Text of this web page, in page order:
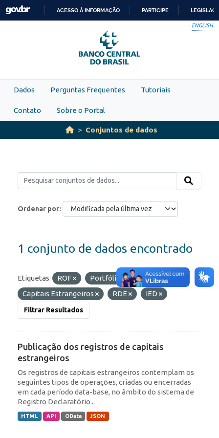
Skip to main content
PARA
O
CONTEÚDO
ACESSO À INFORMAÇÃO PARTICIPE
ENGLISH
Dados Perguntas Frequentes Tutoriais
Contato Sobre o Portal
Conjuntos de dados
Ordenar por
1 conjunto de dados encontrado
Etiquetas: ROF
Portfólio
Capitais Estrangeiros
RDE IED
Filtrar Resultados
Publicação dos registros de capitais
estrangeiros
Os registros de capitais estrangeiros contemplam os
seguintes tipos de operações, criadas ou encerradas
em cada período data-base, no âmbito do sistema de
Registro Declaratório...
HTML API OData JSON